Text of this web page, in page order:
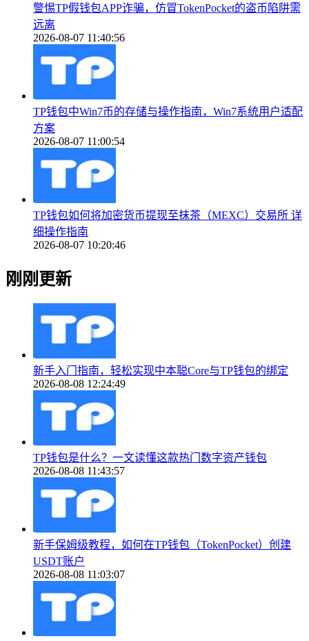
警惕TP假钱包APP诈骗，仿冒TokenPocket的盗币陷阱需
远离
2026-08-07 11:40:56
TP钱包中Win7币的存储与操作指南，Win7系统用户适配
方案
2026-08-07 11:00:54
TP钱包如何将加密货币提现至抹茶（MEXC）交易所 详
细操作指南
2026-08-07 10:20:46
刚刚更新
新手入门指南，轻松实现中本聪Core与TP钱包的绑定
2026-08-08 12:24:49
TP钱包是什么？一文读懂这款热门数字资产钱包
2026-08-08 11:43:57
新手保姆级教程，如何在TP钱包（TokenPocket）创建
USDT账户
2026-08-08 11:03:07